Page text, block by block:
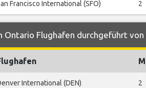
Francisco International (SFO) 2
Ontario Flughafen durchgeführt
International (DEN) 2